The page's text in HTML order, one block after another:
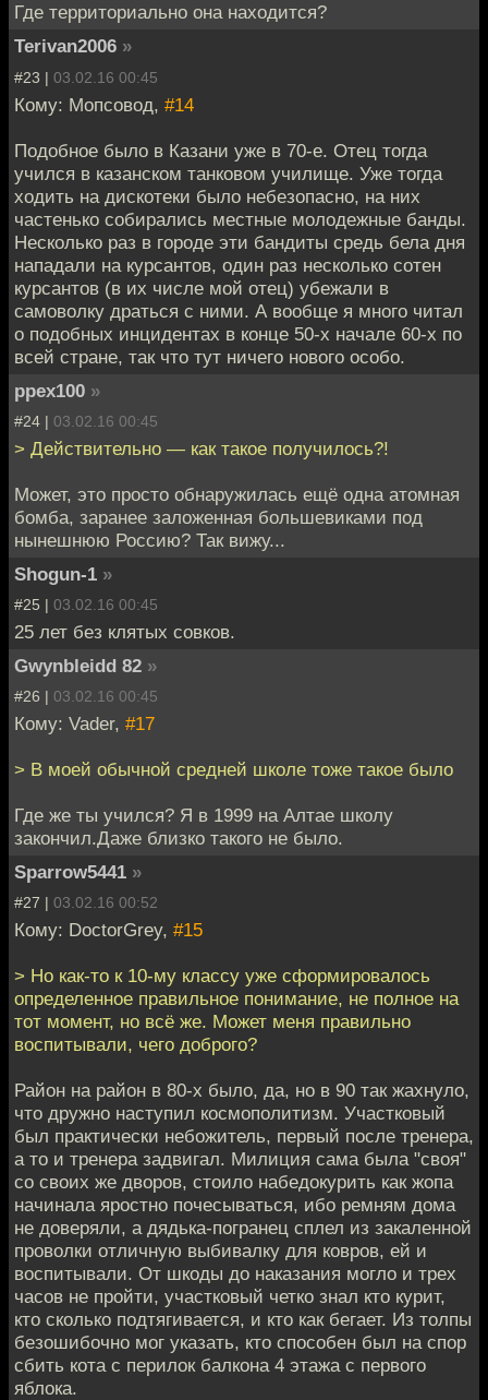
Где территориально она находится?
Terivan2006 »
#23 | 03.02.16 00:45
Кому: Мопсовод, #14
Подобное было в Казани уже в 70-е. Отец тогда
учился в казанском танковом училище. Уже тогда
ходить на дискотеки было небезопасно, на них
частенько собирались местные молодежные банды.
Несколько раз в городе эти бандиты средь бела дня
нападали на курсантов, один раз несколько сотен
курсантов (в их числе мой отец) убежали в
самоволку драться с ними. А вообще я много читал
о подобных инцидентах в конце 50-х начале 60-х по
всей стране, так что тут ничего нового особо.
ppex100 »
#24 | 03.02.16 00:45
> Действительно — как такое получилось?!
Может, это просто обнаружилась ещё одна атомная
бомба, заранее заложенная большевиками под
нынешнюю Россию? Так вижу...
Shogun-1 »
#25 | 03.02.16 00:45
25 лет без клятых совков.
Gwynbleidd 82 »
#26 | 03.02.16 00:45
Кому: Vader, #17
> В моей обычной средней школе тоже такое было
Где же ты учился? Я в 1999 на Алтае школу
закончил.Даже близко такого не было.
Sparrow5441 »
#27 | 03.02.16 00:52
Кому: DoctorGrey, #15
> Но как-то к 10-му классу уже сформировалось
определенное правильное понимание, не полное на
тот момент, но всё же. Может меня правильно
воспитывали, чего доброго?
Район на район в 80-х было, да, но в 90 так жахнуло,
что дружно наступил космополитизм. Участковый
был практически небожитель, первый после тренера,
а то и тренера задвигал. Милиция сама была "своя"
со своих же дворов, стоило набедокурить как жопа
начинала яростно почесываться, ибо ремням дома
не доверяли, а дядька-погранец сплел из закаленной
проволки отличную выбивалку для ковров, ей и
воспитывали. От шкоды до наказания могло и трех
часов не пройти, участковый четко знал кто курит,
кто сколько подтягивается, и кто как бегает. Из толпы
безошибочно мог указать, кто способен был на спор
сбить кота с перилок балкона 4 этажа с первого
яблока.